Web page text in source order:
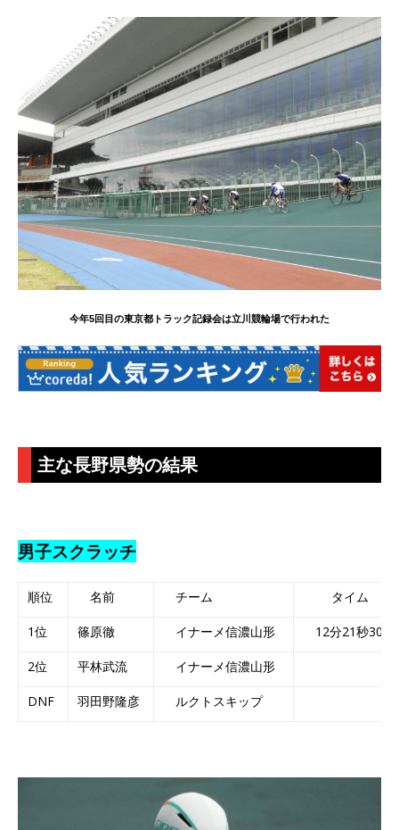
今年5回目の東京都トラック記録会は立川競輪場で行われた
主な長野県勢の結果
男子スクラッチ
順位 名前 チーム タイム
1位 篠原徹 イナーメ信濃山形 12分21秒30
2位 平林武流 イナーメ信濃山形
DNF 羽田野隆彦 ルクトスキップ